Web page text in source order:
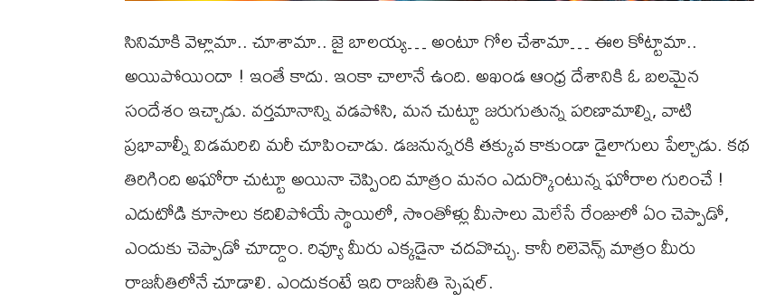
సినిమాకి వెళ్లామా.. చూశామా.. జై బాలయ్య… అంటూ గోల చేశామా… ఈల కోట్టామా..
అయిపోయిందా ! ఇంతే కాదు. ఇంకా చాలానే ఉంది. అఖండ ఆంధ్ర దేశానికి ఓ బలమైన
సందేశం ఇచ్చాడు. వర్తమానాన్ని వడపోసి, మన చుట్టూ జరుగుతున్న పరిణామాల్ని, వాటి
ప్రభావాల్నీ విడమరిచి మరీ చూపించాడు. డజనున్నరకి తక్కువ కాకుండా డైలాగులు పేల్చాడు. కథ
తిరిగింది అఘోరా చుట్టూ అయినా చెప్పింది మాత్రం మనం ఎదుర్కొంటున్న ఘోరాల గురించే !
ఎదుటోడి కూసాలు కదిలిపోయే స్థాయిలో, సొంతోళ్లు మీసాలు మెలేసే రేంజులో ఏం చెప్పాడో,
ఎందుకు చెప్పాడో చూద్దాం. రివ్యూ మీరు ఎక్కడైనా చదవొచ్చు. కానీ రిలెవెన్స్ మాత్రం మీరు
రాజనీతిలోనే చూడాలి. ఎందుకంటే ఇది రాజనీతి స్పెషల్.